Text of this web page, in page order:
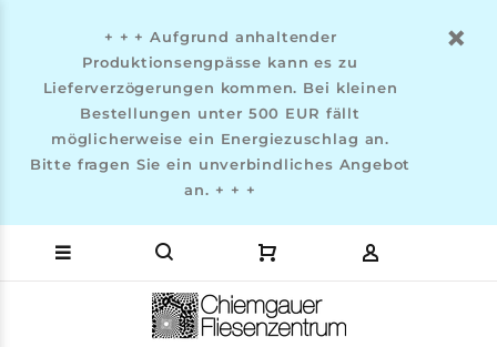
+ + + Aufgrund anhaltender
Produktionsengpässe kann es zu
Lieferverzögerungen kommen. Bei kleinen
Bestellungen unter 500 EUR fällt
möglicherweise ein Energiezuschlag an.
Bitte fragen Sie ein unverbindliches Angebot
an. + + +